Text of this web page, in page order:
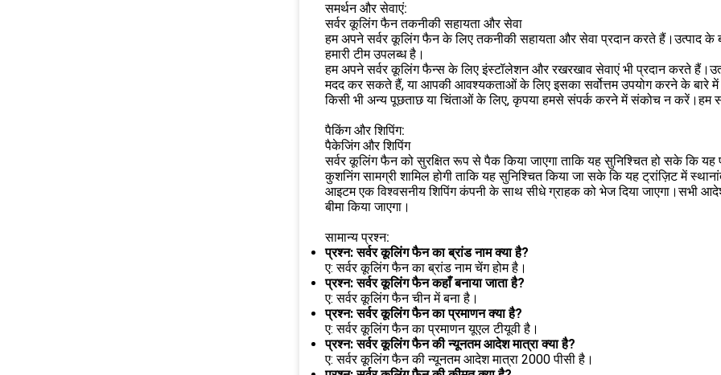
समर्थन और सेवाएं:
सर्वर कूलिंग फैन तकनीकी सहायता और सेवा
हम अपने सर्वर कूलिंग फैन के लिए तकनीकी सहायता और सेवा प्रदान करते हैं।उत्पाद के
हमारी टीम उपलब्ध है।
हम अपने सर्वर कूलिंग फैन्स के लिए इंस्टॉलेशन और रखरखाव सेवाएं भी प्रदान करते
मदद कर सकते हैं, या आपकी आवश्यकताओं के लिए इसका सर्वोत्तम उपयोग करने के बारे
किसी भी अन्य पूछताछ या चिंताओं के लिए, कृपया हमसे संपर्क करने में संकोच न करें।हम
पैकिंग और शिपिंग:
पैकेजिंग और शिपिंग
सर्वर कूलिंग फैन को सुरक्षित रूप से पैक किया जाएगा ताकि यह सुनिश्चित हो सके कि
कुशनिंग सामग्री शामिल होगी ताकि यह सुनिश्चित किया जा सके कि यह ट्रांज़िट में
आइटम एक विश्वसनीय शिपिंग कंपनी के साथ सीधे ग्राहक को भेज दिया जाएगा।सभी
बीमा किया जाएगा।
सामान्य प्रश्न:
प्रश्न: सर्वर कूलिंग फैन का ब्रांड नाम क्या है?
ए: सर्वर कूलिंग फैन का ब्रांड नाम चेंग होम है।
प्रश्न: सर्वर कूलिंग फैन कहाँ बनाया जाता है?
ए: सर्वर कूलिंग फैन चीन में बना है।
प्रश्न: सर्वर कूलिंग फैन का प्रमाणन क्या है?
ए: सर्वर कूलिंग फैन का प्रमाणन यूएल टीयूवी है।
प्रश्न: सर्वर कूलिंग फैन की न्यूनतम आदेश मात्रा क्या है?
ए: सर्वर कूलिंग फैन की न्यूनतम आदेश मात्रा 2000 पीसी है।